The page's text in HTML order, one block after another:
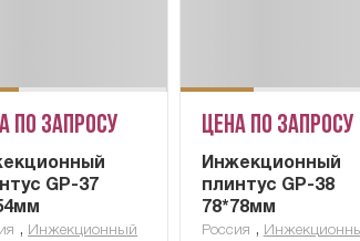
по запросу
GP-37
, Инжекционный
Цена по запросу
Инжекционный
плинтус GP-38
78*78мм
Россия ,